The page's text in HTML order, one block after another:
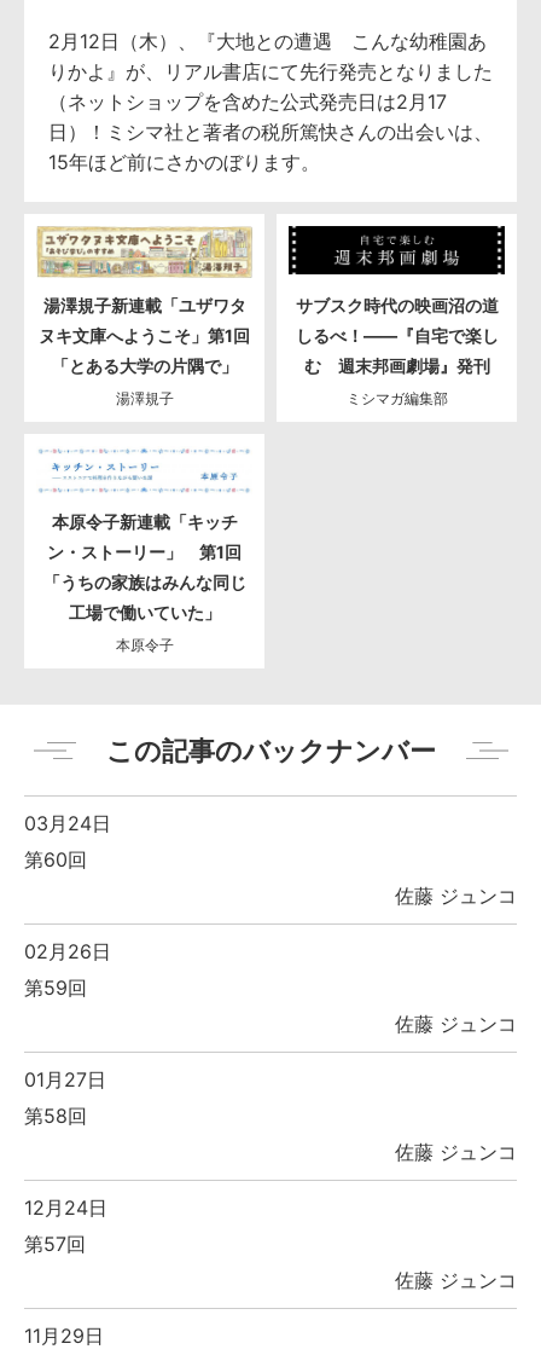
2月12日（木）、『大地との遭遇 こんな幼稚園あ
りかよ』が、リアル書店にて先行発売となりました
（ネットショップを含めた公式発売日は2月17
日）！ミシマ社と著者の税所篤快さんの出会いは、
15年ほど前にさかのぼります。
湯澤規子新連載「ユザワタ
ヌキ文庫へようこそ」第1回
「とある大学の片隅で」
湯澤規子
サブスク時代の映画沼の道
しるべ！――『自宅で楽し
む 週末邦画劇場』発刊
ミシマガ編集部
本原令子新連載「キッチ
ン・ストーリー」 第1回
「うちの家族はみんな同じ
工場で働いていた」
本原令子
この記事のバックナンバー
03月24日
第60回
佐藤 ジュンコ
02月26日
第59回
佐藤 ジュンコ
01月27日
第58回
佐藤 ジュンコ
12月24日
第57回
佐藤 ジュンコ
11月29日